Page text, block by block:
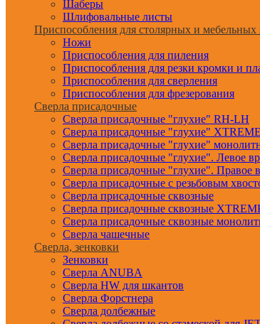
Шаберы
Шлифовальные листы
Приспособления для столярных и мебельных
Ножи
Приспособления для пиления
Приспособления для резки кромки и
Приспособления для сверления
Приспособления для фрезерования
Сверла присадочные
Сверла присадочные "глухие" RH-LH
Сверла присадочные "глухие" XTREME
Сверла присадочные "глухие"
Сверла присадочные "глухие". Левое
Сверла присадочные "глухие". Правое
Сверла присадочные с резьбовым
Сверла присадочные сквозные
Сверла присадочные сквозные
Сверла присадочные сквозные
Сверла чашечные
Сверла, зенковки
Зенковки
Сверла ANUBA
Сверла HW для шкантов
Сверла Форстнера
Сверла долбежные